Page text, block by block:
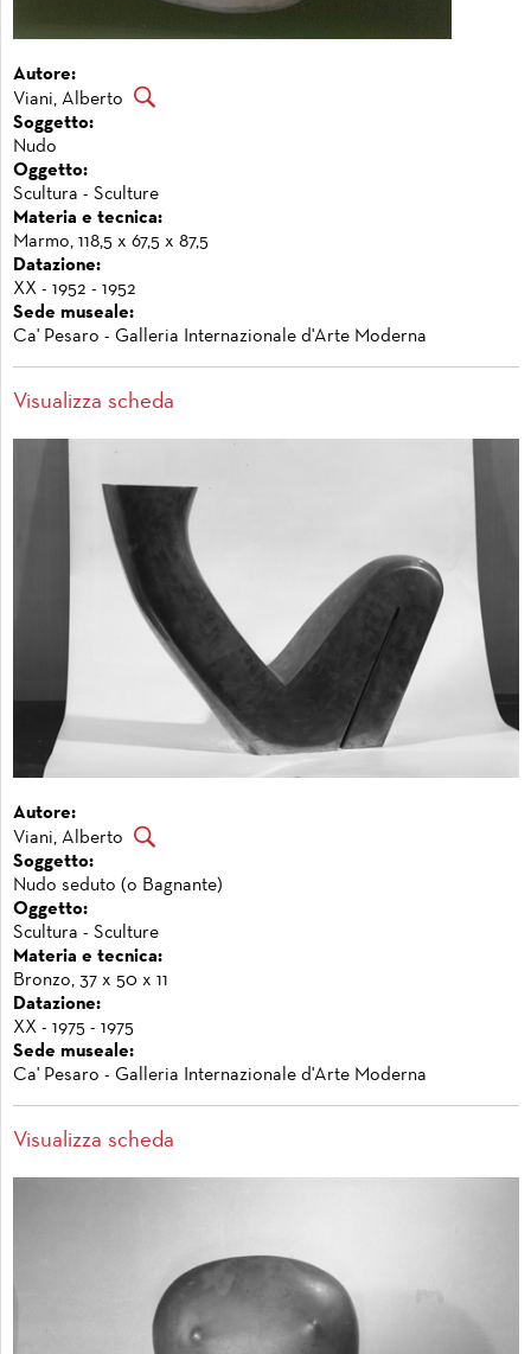
Autore:
Viani, Alberto
Soggetto:
Nudo
Oggetto:
Scultura - Sculture
Materia e tecnica:
Marmo, 118,5 x 67,5 x 87,5
Datazione:
XX - 1952 - 1952
Sede museale:
Ca' Pesaro - Galleria Internazionale d'Arte Moderna
Visualizza scheda
Autore:
Viani, Alberto
Soggetto:
Nudo seduto (o Bagnante)
Oggetto:
Scultura - Sculture
Materia e tecnica:
Bronzo, 37 x 50 x 11
Datazione:
XX - 1975 - 1975
Sede museale:
Ca' Pesaro - Galleria Internazionale d'Arte Moderna
Visualizza scheda